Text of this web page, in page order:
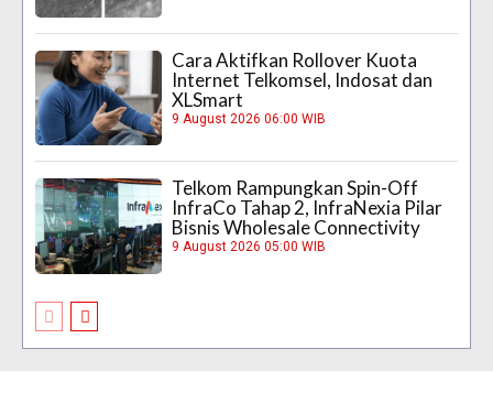
Cara Aktifkan Rollover Kuota
Internet Telkomsel, Indosat dan
XLSmart
9 August 2026 06:00 WIB
Telkom Rampungkan Spin-Off
InfraCo Tahap 2, InfraNexia Pilar
Bisnis Wholesale Connectivity
9 August 2026 05:00 WIB